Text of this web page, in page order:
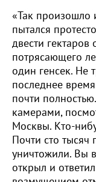
«Так произошло
пытался
двести гектаров
потрясающего
один генсек. Не
последнее
почти
камерами,
Москвы. Кто-
Почти сто тысяч
уничтожили. Вы
открыл и